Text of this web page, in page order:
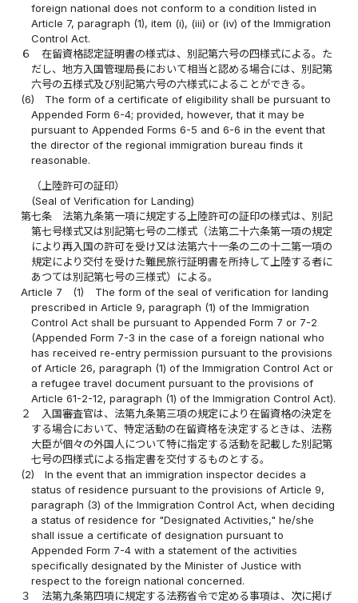
foreign national does not conform to a condition listed in
Article 7, paragraph (1), item (i), (iii) or (iv) of the Immigration
Control Act.
６
在留資格認定証明書の様式は、別記第六号の四様式による。た
だし、地方入国管理局長において相当と認める場合には、別記第
六号の五様式及び別記第六号の六様式によることができる。
(6)
The form of a certificate of eligibility shall be pursuant to
Appended Form 6-4; provided, however, that it may be
pursuant to Appended Forms 6-5 and 6-6 in the event that
the director of the regional immigration bureau finds it
reasonable.
（上陸許可の証印）
(Seal of Verification for Landing)
第七条
法第九条第一項に規定する上陸許可の証印の様式は、別記
第七号様式又は別記第七号の二様式（法第二十六条第一項の規定
により再入国の許可を受け又は法第六十一条の二の十二第一項の
規定により交付を受けた難民旅行証明書を所持して上陸する者に
あつては別記第七号の三様式）による。
Article 7
(1)
The form of the seal of verification for landing
prescribed in Article 9, paragraph (1) of the Immigration
Control Act shall be pursuant to Appended Form 7 or 7-2
(Appended Form 7-3 in the case of a foreign national who
has received re-entry permission pursuant to the provisions
of Article 26, paragraph (1) of the Immigration Control Act or
a refugee travel document pursuant to the provisions of
Article 61-2-12, paragraph (1) of the Immigration Control Act).
２
入国審査官は、法第九条第三項の規定により在留資格の決定を
する場合において、特定活動の在留資格を決定するときは、法務
大臣が個々の外国人について特に指定する活動を記載した別記第
七号の四様式による指定書を交付するものとする。
(2)
In the event that an immigration inspector decides a
status of residence pursuant to the provisions of Article 9,
paragraph (3) of the Immigration Control Act, when deciding
a status of residence for "Designated Activities," he/she
shall issue a certificate of designation pursuant to
Appended Form 7-4 with a statement of the activities
specifically designated by the Minister of Justice with
respect to the foreign national concerned.
３
法第九条第四項に規定する法務省令で定める事項は、次に掲げ